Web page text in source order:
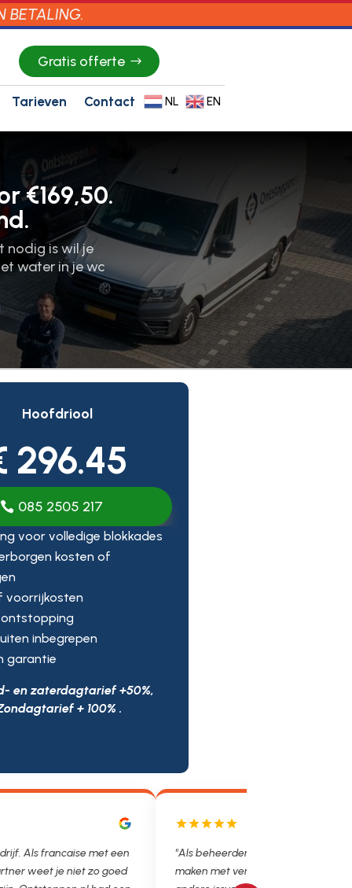
BETALING.
Gratis offerte
Tarieven Contact NL EN
€169,50.
nodig is wil je
water in je wc
Hoofdriool
296.45
085 2505 217
voor volledige blokkades
kosten of
voorrijkosten
inbegrepen
garantie
en zaterdagtarief +50%,
+ 100% .
we helaas vaak te
lekkages en
"Had een ontstopping in de
en werd hier direct bij geholpen. De